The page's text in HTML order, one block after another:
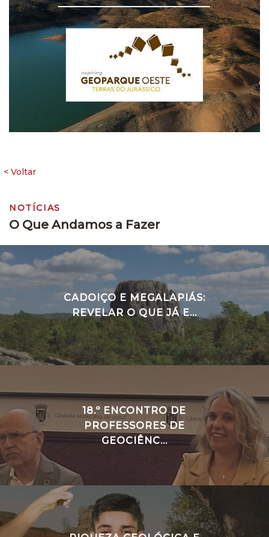
NOTÍCIAS
O Que Andamos a Fazer
CADOIÇO E MEGALAPIÁS:
REVELAR O QUE JÁ E...
18.º ENCONTRO DE
PROFESSORES DE
GEOCIÊNC...